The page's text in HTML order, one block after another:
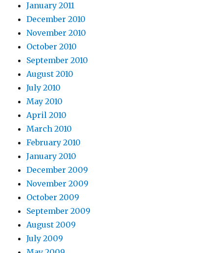
January 2011
December 2010
November 2010
October 2010
September 2010
August 2010
July 2010
May 2010
April 2010
March 2010
February 2010
January 2010
December 2009
November 2009
October 2009
September 2009
August 2009
July 2009